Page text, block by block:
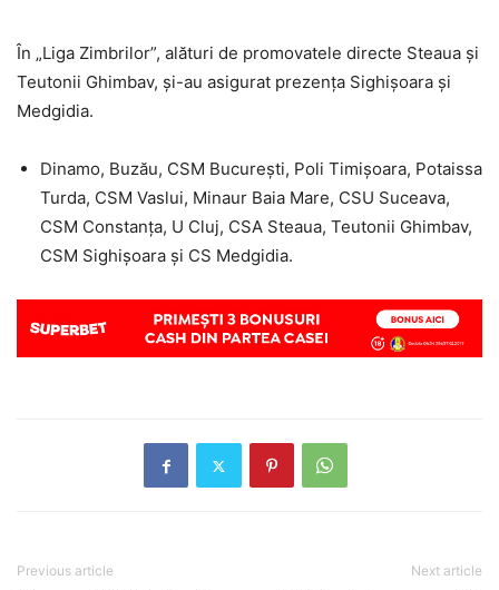
În „Liga Zimbrilor”, alături de promovatele directe Steaua și
Teutonii Ghimbav, și-au asigurat prezența Sighișoara și
Medgidia.
Dinamo, Buzău, CSM București, Poli Timișoara, Potaissa
Turda, CSM Vaslui, Minaur Baia Mare, CSU Suceava,
CSM Constanța, U Cluj, CSA Steaua, Teutonii Ghimbav,
CSM Sighișoara și CS Medgidia.
Previous article Next article